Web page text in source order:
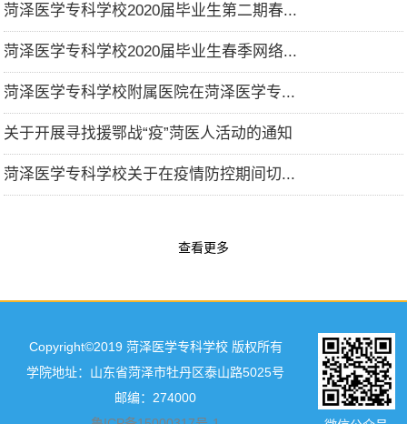
菏泽医学专科学校2020届毕业生第二期春...
菏泽医学专科学校2020届毕业生春季网络...
菏泽医学专科学校附属医院在菏泽医学专...
关于开展寻找援鄂战“疫”菏医人活动的通知
菏泽医学专科学校关于在疫情防控期间切...
查看更多
Copyright©2019 菏泽医学专科学校 版权所有
学院地址：山东省菏泽市牡丹区泰山路5025号
邮编：274000